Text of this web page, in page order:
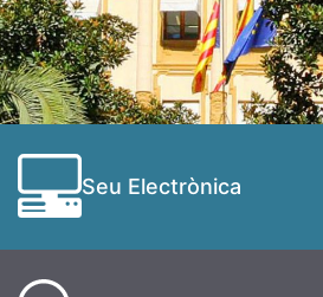
Seu Electrònica